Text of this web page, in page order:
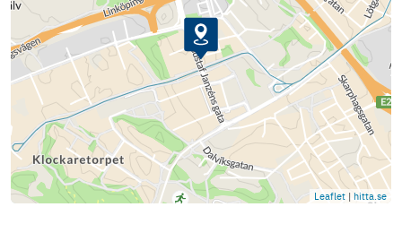
Leaflet | hitta.se